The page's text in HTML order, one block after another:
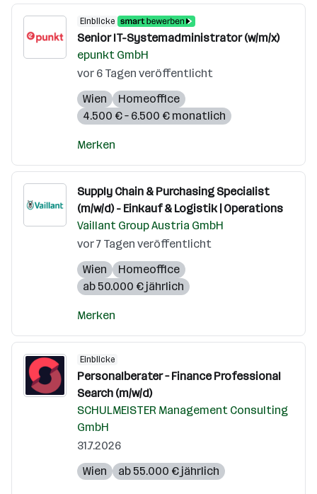
Einblicke
Senior IT-Systemadministrator (w/m/x)
epunkt GmbH
vor 6 Tagen veröffentlicht
Wien
Homeoffice
4.500 € – 6.500 € monatlich
Merken
Supply Chain & Purchasing Specialist
(m/w/d) - Einkauf & Logistik | Operations
Vaillant Group Austria GmbH
vor 7 Tagen veröffentlicht
Wien
Homeoffice
ab 50.000 € jährlich
Merken
Einblicke
Personalberater – Finance Professional
Search (m/w/d)
SCHULMEISTER Management Consulting
GmbH
31.7.2026
Wien
ab 55.000 € jährlich